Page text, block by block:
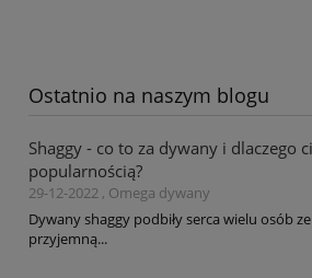
Ostatnio na naszym blogu
Shaggy - co to za dywany i dlaczego
popularnością?
29-12-2022 , Omega dywany
Dywany shaggy podbiły serca wielu osób
przyjemną...